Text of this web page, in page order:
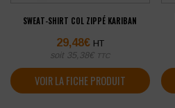
SWEAT-SHIRT COL ZIPPÉ KARIBAN
29,48€ HT
soit 35,38€ TTC
VOIR LA FICHE PRODUIT